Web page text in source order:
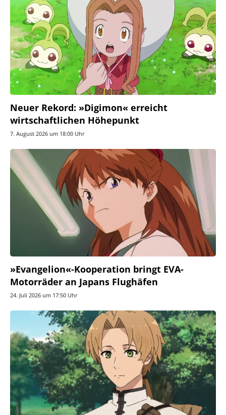
Neuer Rekord: »Digimon« erreicht
wirtschaftlichen Höhepunkt
7. August 2026 um 18:00 Uhr
»Evangelion«-Kooperation bringt EVA-
Motorräder an Japans Flughäfen
24. Juli 2026 um 17:50 Uhr